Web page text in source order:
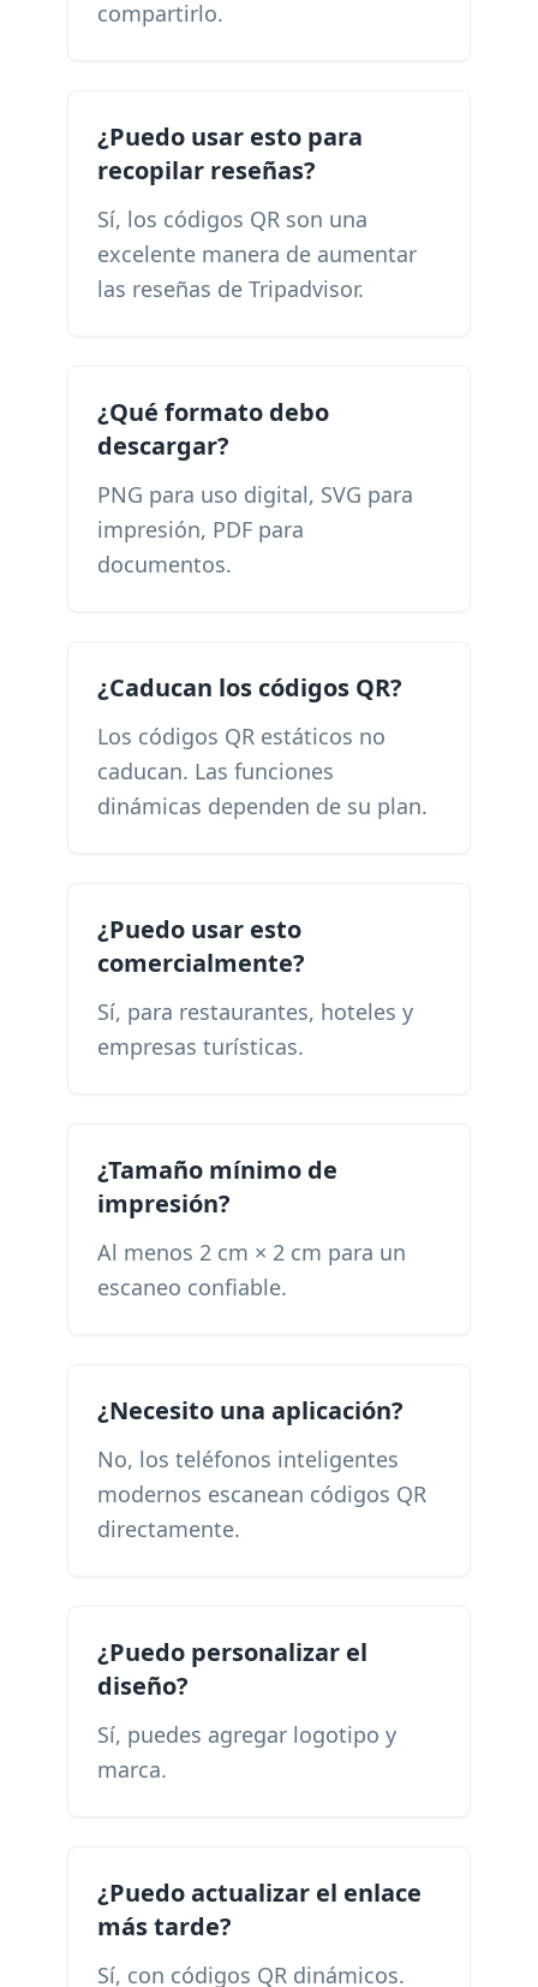
compartirlo.
¿Puedo usar esto para
recopilar reseñas?
Sí, los códigos QR son una
excelente manera de aumentar
las reseñas de Tripadvisor.
¿Qué formato debo
descargar?
PNG para uso digital, SVG para
impresión, PDF para
documentos.
¿Caducan los códigos QR?
Los códigos QR estáticos no
caducan. Las funciones
dinámicas dependen de su plan.
¿Puedo usar esto
comercialmente?
Sí, para restaurantes, hoteles y
empresas turísticas.
¿Tamaño mínimo de
impresión?
Al menos 2 cm × 2 cm para un
escaneo confiable.
¿Necesito una aplicación?
No, los teléfonos inteligentes
modernos escanean códigos QR
directamente.
¿Puedo personalizar el
diseño?
Sí, puedes agregar logotipo y
marca.
¿Puedo actualizar el enlace
más tarde?
Sí, con códigos QR dinámicos.